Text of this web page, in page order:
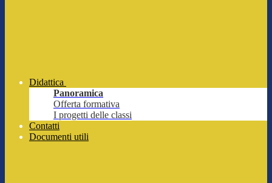
Didattica
Panoramica
Offerta formativa
I progetti delle classi
Contatti
Documenti utili